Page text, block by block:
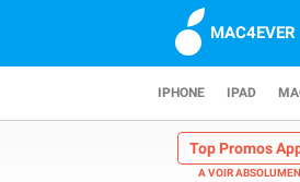
MAC4EVER
IPHONE IPAD
Top Promos